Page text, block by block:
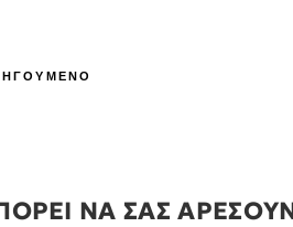
ΝΑ ΣΑΣ